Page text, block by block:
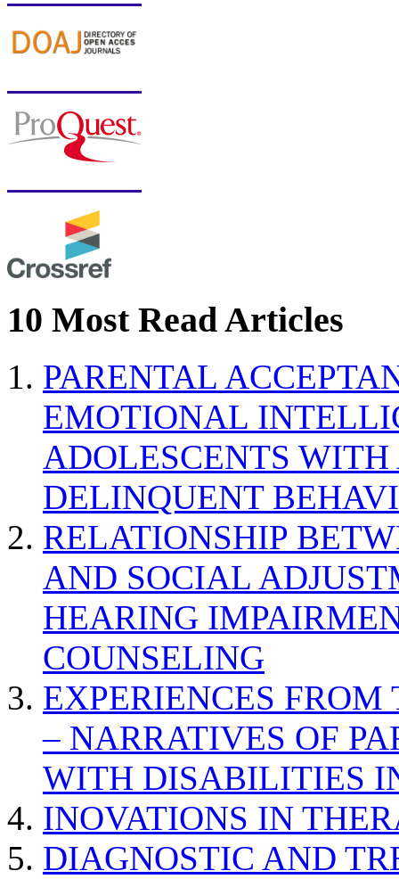
10 Most Read Articles
PARENTAL
EMOTIONAL
ADOLESCENTS
DELINQUENT
RELATIONSHIP
AND SOCIAL
HEARING
COUNSELING
EXPERIENCES
– NARRATIVES OF
WITH DISABILITIES
INOVATIONS IN
DIAGNOSTIC AND